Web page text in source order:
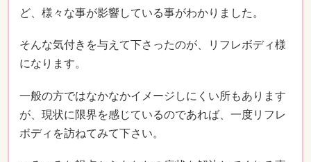
ど、様々な事が影響している事がわかりました。
そんな気付きを与えて下さったのが、リフレボディ様
になります。
一般の方ではなかなかイメージしにくい所もあります
が、現状に限界を感じているのであれば、一度リフレ
ボディを訪ねてみて下さい。